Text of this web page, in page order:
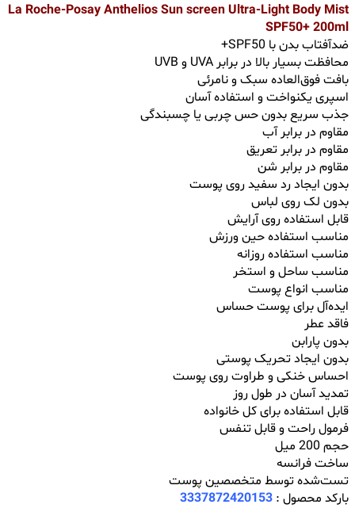
La Roche-Posay Anthelios Sun screen Ultra-Light Body Mist
SPF50+ 200ml
ضدآفتاب بدن با SPF50+
محافظت بسیار بالا در برابر UVA و UVB
بافت فوق‌العاده سبک و نامرئی
اسپری یکنواخت و استفاده آسان
جذب سریع بدون حس چربی یا چسبندگی
مقاوم در برابر آب
مقاوم در برابر تعریق
مقاوم در برابر شن
بدون ایجاد رد سفید روی پوست
بدون لک روی لباس
قابل استفاده روی آرایش
مناسب استفاده حین ورزش
مناسب استفاده روزانه
مناسب ساحل و استخر
مناسب انواع پوست
ایده‌آل برای پوست حساس
فاقد عطر
بدون پارابن
بدون ایجاد تحریک پوستی
احساس خنکی و طراوت روی پوست
تمدید آسان در طول روز
قابل استفاده برای کل خانواده
فرمول راحت و قابل تنفس
حجم 200 میل
ساخت فرانسه
تست‌شده توسط متخصصین پوست
بارکد محصول : 3337872420153